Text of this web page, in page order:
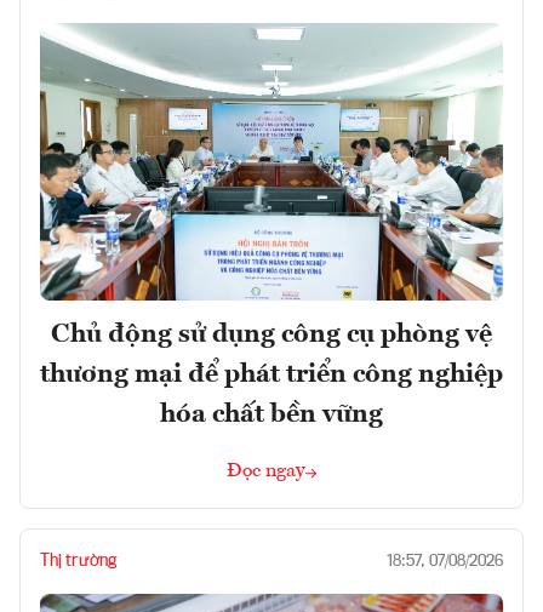
Chủ động sử dụng công cụ phòng vệ
thương mại để phát triển công nghiệp
hóa chất bền vững
Đọc ngay
Thị trường 18:57, 07/08/2026